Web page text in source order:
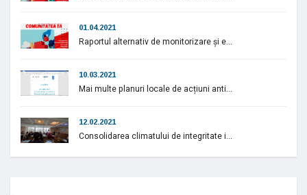
01.04.2021
Raportul alternativ de monitorizare și e...
10.03.2021
Mai multe planuri locale de acțiuni anti...
12.02.2021
Consolidarea climatului de integritate i...